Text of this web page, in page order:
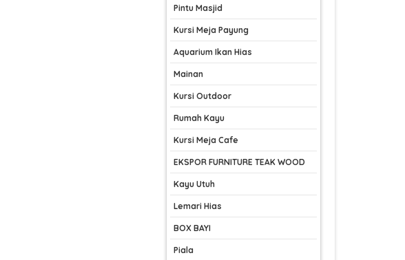
Pintu Masjid
Kursi Meja Payung
Aquarium Ikan Hias
Mainan
Kursi Outdoor
Rumah Kayu
Kursi Meja Cafe
EKSPOR FURNITURE TEAK WOOD
Kayu Utuh
Lemari Hias
BOX BAYI
Piala